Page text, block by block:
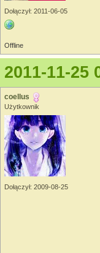
Dołączył: 2011-06-05
Offline
2011-11-25
coellus
Użytkownik
Dołączył: 2009-08-25